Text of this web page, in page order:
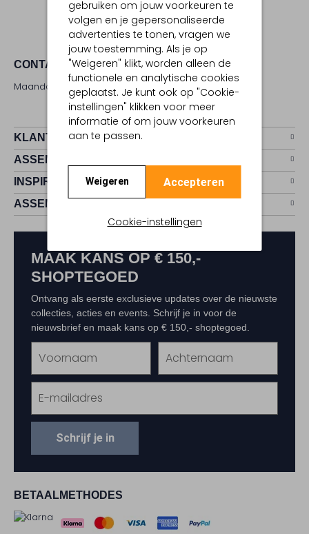
gebruiken om jouw voorkeuren te
volgen en je gepersonaliseerde
advertenties te tonen, vragen we
jouw toestemming. Als je op
"Weigeren" klikt, worden alleen de
functionele en analytische cookies
geplaatst. Je kunt ook op "Cookie-
instellingen" klikken voor meer
informatie of om jouw voorkeuren
aan te passen.
Weigeren Accepteren
Cookie-instellingen
CONTACT
Maandag - zaterdag 09:00 - 17:00 uur
KLANTENSERVICE
ASSEMVIP
INSPIRATIE
ASSEM
BETAALMETHODES
MAAK KANS OP € 150,-
SHOPTEGOED
Ontvang als eerste exclusieve updates over de nieuwste
collecties, acties en events. Schrijf je in voor de
nieuwsbrief en maak kans op € 150,- shoptegoed.
Schrijf je in